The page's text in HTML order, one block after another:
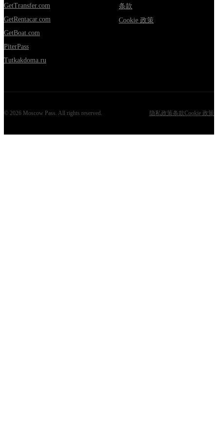
GetTransfer.com
GetRentacar.com
GetBoat.com
PiterPass
Tutkakdoma.ru
条款
Cookie 政策
© 2026 Moscow Pass. All rights reserved. 隐私政策条款Cookie 政策